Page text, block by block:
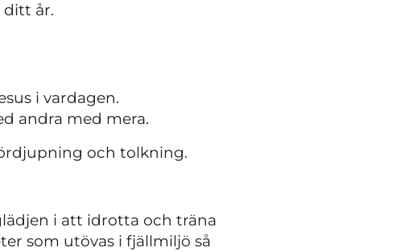
ditt år.
i vardagen.
andra med mera.
och tolkning.
i att idrotta och träna
som utövas i fjällmiljö så